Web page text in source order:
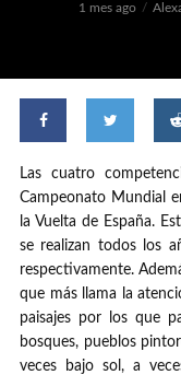
1 mes ago
Las cuatro
Campeonato Mundial
la Vuelta de España.
se realizan todos los
respectivamente.
que más llama la
paisajes por los que
bosques, pueblos
veces bajo sol, a